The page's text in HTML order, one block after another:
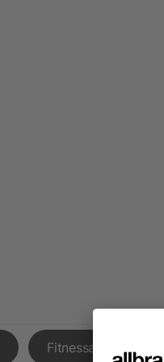
Fitnessarmbänder